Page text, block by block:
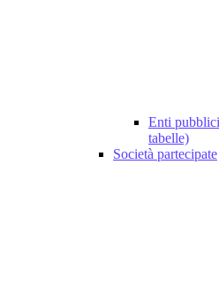
Enti
tabelle)
Società partecipate